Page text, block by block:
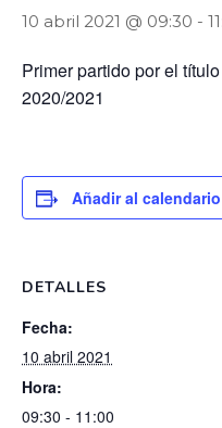
10 abril 2021 @ 09:30 -
Primer partido por el
2020/2021
Añadir al calendario
DETALLES
Fecha:
10 abril 2021
Hora:
09:30 - 11:00